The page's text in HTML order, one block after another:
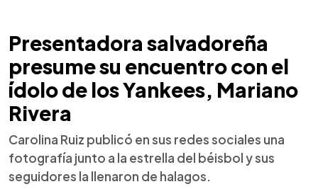
Presentadora salvadoreña
presume su encuentro con el
ídolo de los Yankees, Mariano
Rivera
Carolina Ruiz publicó en sus redes sociales una
fotografía junto a la estrella del béisbol y sus
seguidores la llenaron de halagos.